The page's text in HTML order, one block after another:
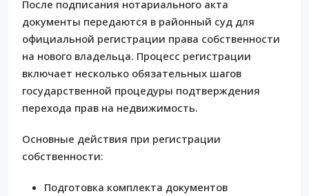
После подписания нотариального акта
документы передаются в районный суд для
официальной регистрации права собственности
на нового владельца. Процесс регистрации
включает несколько обязательных шагов
государственной процедуры подтверждения
перехода прав на недвижимость.
Основные действия при регистрации
собственности:
Подготовка комплекта документов